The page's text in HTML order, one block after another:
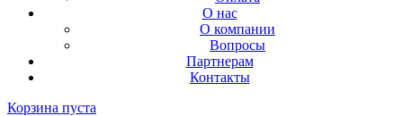
О нас
О компании
Вопросы
Партнерам
Контакты
Корзина пуста